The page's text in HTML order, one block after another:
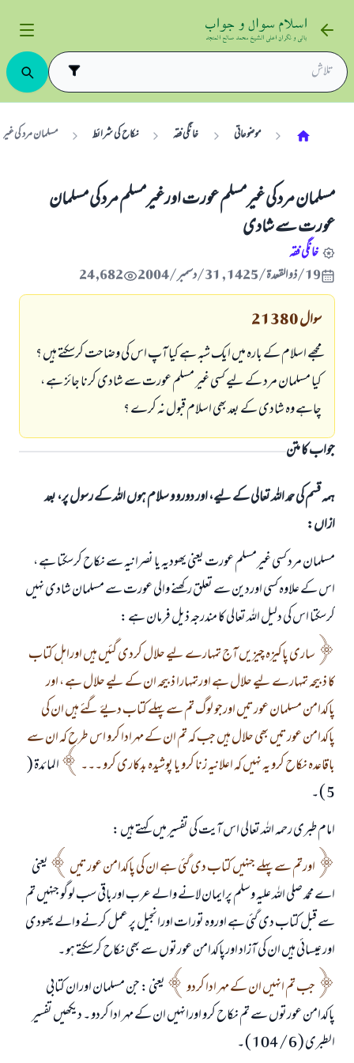
موضوعاتی خانگی فقہ نکاح کی شرائط مسلمان مرد کی
مسلمان مرد کی غیرمسلم عورت اورغیرمسلم مرد کی مسلمان
عورت سے شادی
خانگی فقہ
19/ذو القعدة/1425 , 31/دسمبر/2004
24,682
سوال21380
مجھے اسلام کے بارہ میں ایک شبہ ہے کیا آپ اس کی وضاحت کرسکتے ہیں ؟
کیا مسلمان مرد کے لیے کسی غیر مسلم عورت سے شادی کرنا جائز ہے ،
چاہے وہ شادی کے بعد بھی اسلام قبول نہ کرے ؟
جواب کا متن
ہمہ قسم کی حمد اللہ تعالی کے لیے، اور دورو و سلام ہوں اللہ کے رسول پر، بعد
ازاں:
مسلمان مرد کسی غیرمسلم عورت یعنی یھودیہ یا نصرانیہ سے نکاح کرسکتا ہے ،
اس کے علاوہ کسی اوردین سے تعلق رکھنے والی عورت سے مسلمان شادی نہیں
کرسکتا اس کی دلیل اللہ تعالی کا مندرجہ ذیل فرمان ہے :
ساری پاکیزہ چيزیں آج تمہارے لیے حلال کردی گئيں ہیں اوراہل کتاب
کا ذبیحہ تمہارے لیے حلال ہے اورتمہارا ذبیحہ ان کے لیے حلال ہے ، اور
پاکدامن مسلمان عورتیں اورجو لوگ تم سے پہلے کتاب دیۓ گئے ہيں ان کی
پاکدامن عورتیں بھی حلال ہیں جب کہ تم ان کے مہرادا کرو اس طرح کہ ان سے
باقاعدہ نکاح کرو یہ نہیں کہ اعلانیہ زنا کرو یا پوشیدہ بدکاری کرو ۔۔۔
المائدۃ (
5 ) ۔
امام طبری رحمہ اللہ تعالی اس آیت کی تفسیر میں کہتے ہيں :
اورتم سے پہلے جنہیں کتاب دی گئي ہے ان کی پاکدامن عورتیں
یعنی
اے محمد صلی اللہ علیہ وسلم پرایمان لانے والے عرب اورباقی سب لوگو جنہیں تم
سے قبل کتاب دی گئي ہے اوروہ تورات اورانجیل پر عمل کرنے والے یھودی
اور عیسائي ہيں ان کی آزاد اورپاکدامن عورتوں سے بھی نکاح کرسکتے ہو ۔
جب تم انہیں ان کے مہر ادا کردو
یعنی : جن مسلمان اوران کتابی
پاکدامن عورتوں سے تم نکاح کرو اورانہيں ان کے مہر ادا کردو ۔ دیکھیں تفسیر
الطبری ( 6 / 104 ) ۔